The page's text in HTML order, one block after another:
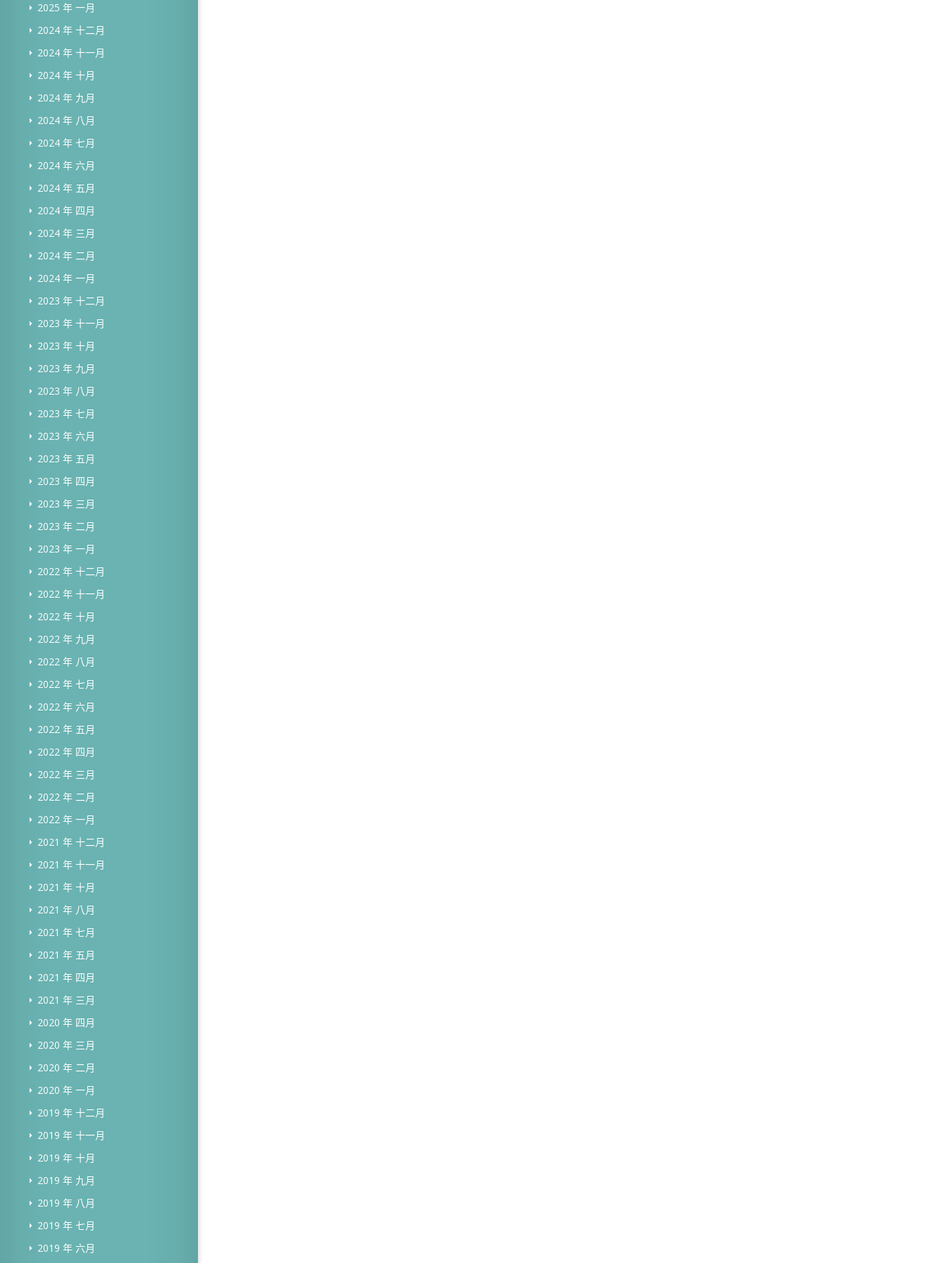
2025 年 一月
2024 年 十二月
2024 年 十一月
2024 年 十月
2024 年 九月
2024 年 八月
2024 年 七月
2024 年 六月
2024 年 五月
2024 年 四月
2024 年 三月
2024 年 二月
2024 年 一月
2023 年 十二月
2023 年 十一月
2023 年 十月
2023 年 九月
2023 年 八月
2023 年 七月
2023 年 六月
2023 年 五月
2023 年 四月
2023 年 三月
2023 年 二月
2023 年 一月
2022 年 十二月
2022 年 十一月
2022 年 十月
2022 年 九月
2022 年 八月
2022 年 七月
2022 年 六月
2022 年 五月
2022 年 四月
2022 年 三月
2022 年 二月
2022 年 一月
2021 年 十二月
2021 年 十一月
2021 年 十月
2021 年 八月
2021 年 七月
2021 年 五月
2021 年 四月
2021 年 三月
2020 年 四月
2020 年 三月
2020 年 二月
2020 年 一月
2019 年 十二月
2019 年 十一月
2019 年 十月
2019 年 九月
2019 年 八月
2019 年 七月
2019 年 六月